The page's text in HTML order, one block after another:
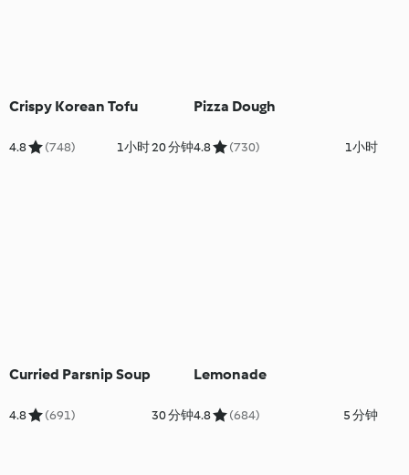
Crispy Korean Tofu
4.8 (748) 1小时 20 分钟
Pizza Dough
4.8 (730) 1小时
Curried Parsnip Soup
4.8 (691) 30 分钟
Lemonade
4.8 (684) 5 分钟